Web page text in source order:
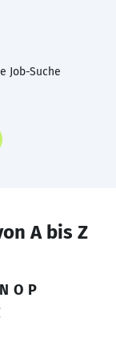
Job-Suche
A bis Z
N O P